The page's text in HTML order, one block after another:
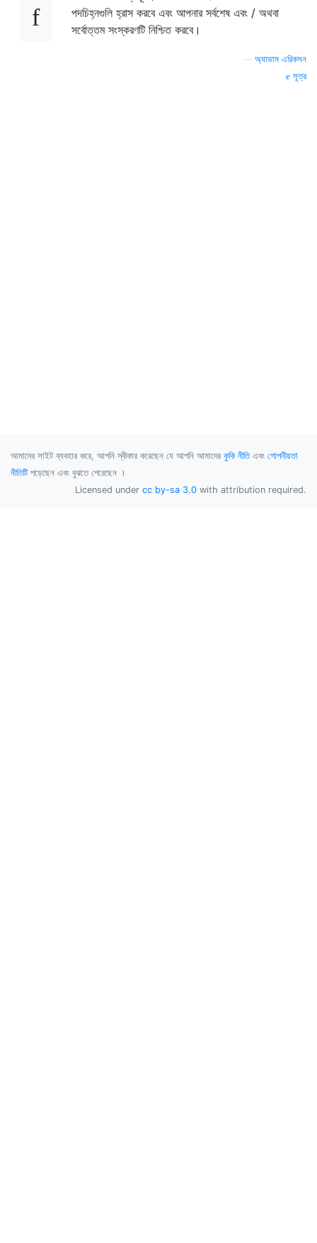
পদচিহ্নগুলি হ্রাস করবে এবং আপনার সর্বশেষ এবং / অথবা
সর্বোত্তম সংস্করণটি নিশ্চিত করবে।
অ্যাডাম এরিকসন
সূত্র
আমাদের সাইট ব্যবহার করে, আপনি স্বীকার করেছেন যে আপনি আমাদের কুকি নীতিএবং গোপনীয়তা
নীতিটি পড়েছেন এবং বুঝতে পেরেছেন ।
Licensed under cc by-sa 3.0 with attribution required.